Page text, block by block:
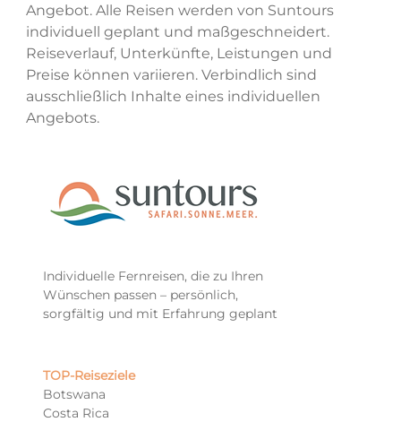
Angebot. Alle Reisen werden von Suntours
individuell geplant und maßgeschneidert.
Reiseverlauf, Unterkünfte, Leistungen und
Preise können variieren. Verbindlich sind
ausschließlich Inhalte eines individuellen
Angebots.
Individuelle Fernreisen, die zu Ihren
Wünschen passen – persönlich,
sorgfältig und mit Erfahrung geplant
TOP-Reiseziele​
Botswana
Costa Rica